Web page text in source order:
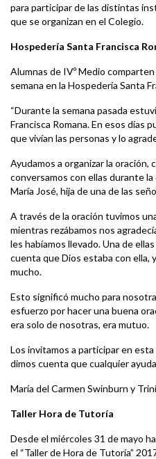
para participar de las distintas
que se organizan en el Colegio.
Hospedería Santa Francisca
Alumnas de IVº Medio
semana en la Hospedería Santa
“Durante la semana pasada
Francisca Romana. En esos días
que vivían las personas y lo
Ayudamos a organizar la oración,
conversamos con ellas durante la
María José, hija de una de las
A través de la oración tuvimos
mientras rezábamos nos
les habíamos llevado. Una de
cuenta que Dios estaba con ella,
mucho.
Esto significó mucho para
esfuerzo por hacer una buena
era solo de nosotras, era mutuo.
Los invitamos a participar en
dimos cuenta que cualquier
María del Carmen Swinburn y
Taller Hora de Tutoría
Desde el miércoles 31 de mayo
el “Taller de Hora de Tutoría”